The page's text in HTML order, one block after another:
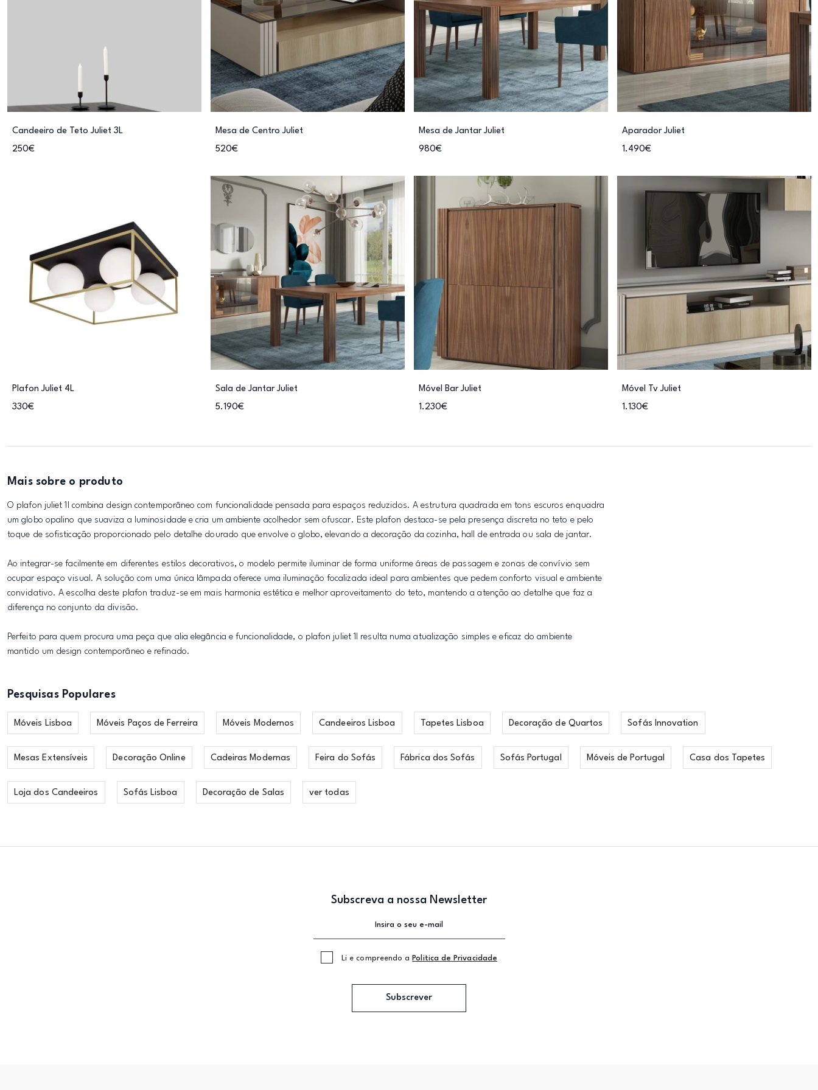
Candeeiro de Teto Juliet 3L
250€
Mesa de Centro Juliet
520€
Mesa de Jantar Juliet
980€
Aparador Juliet
1.490€
Plafon Juliet 4L
330€
Sala de Jantar Juliet
5.190€
Móvel Bar Juliet
1.230€
Móvel Tv Juliet
1.130€
Mais sobre o produto
O plafon juliet 1l combina design contemporâneo com funcionalidade pensada para espaços reduzidos. A estrutura quadrada em tons escuros enquadra
um globo opalino que suaviza a luminosidade e cria um ambiente acolhedor sem ofuscar. Este plafon destaca-se pela presença discreta no teto e pelo
toque de sofisticação proporcionado pelo detalhe dourado que envolve o globo, elevando a decoração da cozinha, hall de entrada ou sala de jantar.
Ao integrar-se facilmente em diferentes estilos decorativos, o modelo permite iluminar de forma uniforme áreas de passagem e zonas de convívio sem
ocupar espaço visual. A solução com uma única lâmpada oferece uma iluminação focalizada ideal para ambientes que pedem conforto visual e ambiente
convidativo. A escolha deste plafon traduz-se em mais harmonia estética e melhor aproveitamento do teto, mantendo a atenção ao detalhe que faz a
diferença no conjunto da divisão.
Perfeito para quem procura uma peça que alia elegância e funcionalidade, o plafon juliet 1l resulta numa atualização simples e eficaz do ambiente
mantido um design contemporâneo e refinado.
Pesquisas Populares
Móveis Lisboa Móveis Paços de Ferreira Móveis Modernos Candeeiros Lisboa Tapetes Lisboa Decoração de Quartos Sofás Innovation
Mesas Extensíveis Decoração Online Cadeiras Modernas Feira do Sofás Fábrica dos Sofás Sofás Portugal Móveis de Portugal Casa dos Tapetes
Loja dos Candeeiros Sofás Lisboa Decoração de Salas ver todas
Subscreva a nossa Newsletter
Li e compreendo a Politica de Privacidade
Subscrever